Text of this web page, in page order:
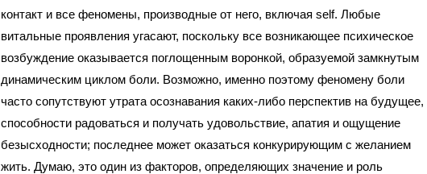
контакт и все феномены, производные от него, включая self. Любые
витальные проявления угасают, поскольку все возникающее психическое
возбуждение оказывается поглощенным воронкой, образуемой замкнутым
динамическим циклом боли. Возможно, именно поэтому феномену боли
часто сопутствуют утрата осознавания каких-либо перспектив на будущее,
способности радоваться и получать удовольствие, апатия и ощущение
безысходности; последнее может оказаться конкурирующим с желанием
жить. Думаю, это один из факторов, определяющих значение и роль